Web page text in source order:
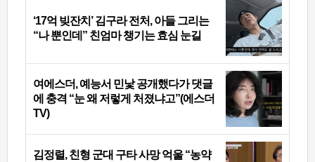
‘17억 빚잔치’ 김구라 전처, 아들 그리는
“나 뿐인데” 친엄마 챙기는 효심 눈길
여에스더, 예능서 민낯 공개했다가 댓글
에 충격 “눈 왜 저렇게 처졌냐고”(에스더
TV)
김정렬, 친형 군대 구타 사망 억울 “농약